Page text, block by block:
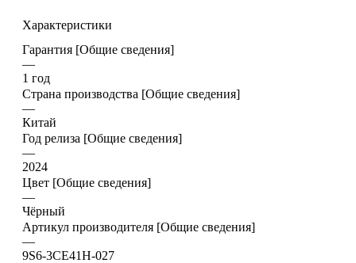
Характеристики
Гарантия [Общие сведения]
—
1 год
Страна производства [Общие сведения]
—
Китай
Год релиза [Общие сведения]
—
2024
Цвет [Общие сведения]
—
Чёрный
Артикул производителя [Общие сведения]
—
9S6-3CE41H-027